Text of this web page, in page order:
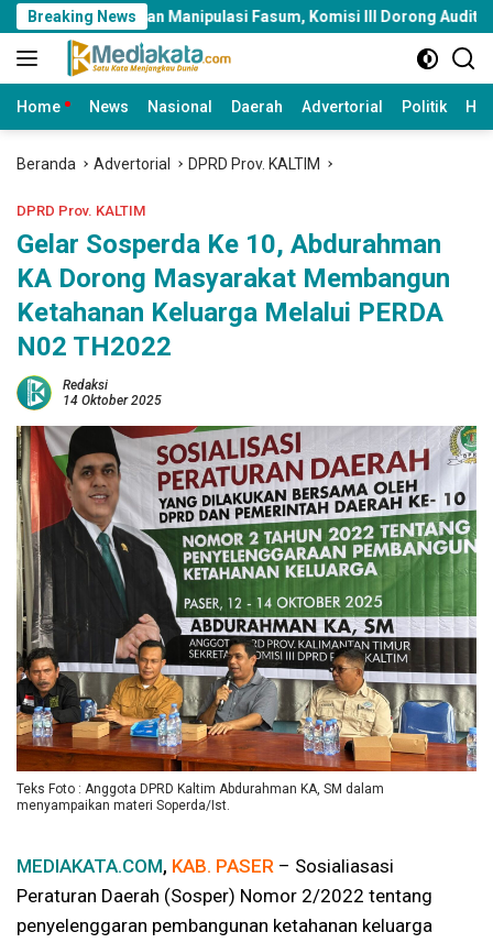
Langsung
ke
konten
Breaking News
Manipulasi Fasum, Komisi III Dorong Audit Massal dan
Home News Nasional Daerah Advertorial Politik
Beranda Advertorial DPRD Prov. KALTIM
DPRD Prov. KALTIM
Gelar Sosperda Ke 10, Abdurahman
KA Dorong Masyarakat Membangun
Ketahanan Keluarga Melalui PERDA
N02 TH2022
Redaksi
14 Oktober 2025
Teks Foto : Anggota DPRD Kaltim Abdurahman KA, SM dalam
menyampaikan materi Soperda/Ist.
MEDIAKATA.COM, KAB. PASER – Sosialiasasi
Peraturan Daerah (Sosper) Nomor 2/2022 tentang
penyelenggaran pembangunan ketahanan keluarga